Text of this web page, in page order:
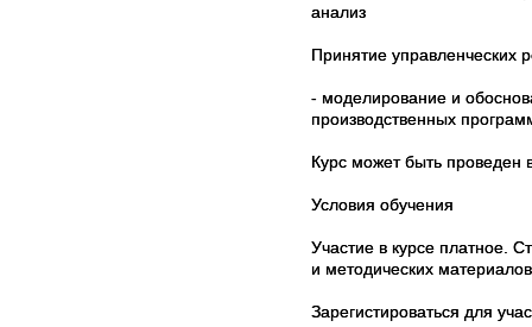
анализ
Принятие управленческих
- моделирование и
производственных
Курс может быть проведен
Условия обучения
Участие в курсе платное.
и методических
Зарегистироваться для